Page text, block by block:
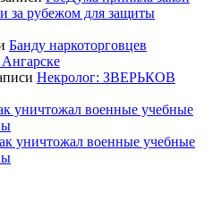
за рубежом для защиты
Банду наркоторговцев
Некролог: ЗВЕРЬКОВ
уничтожал военные учебные
уничтожал военные учебные